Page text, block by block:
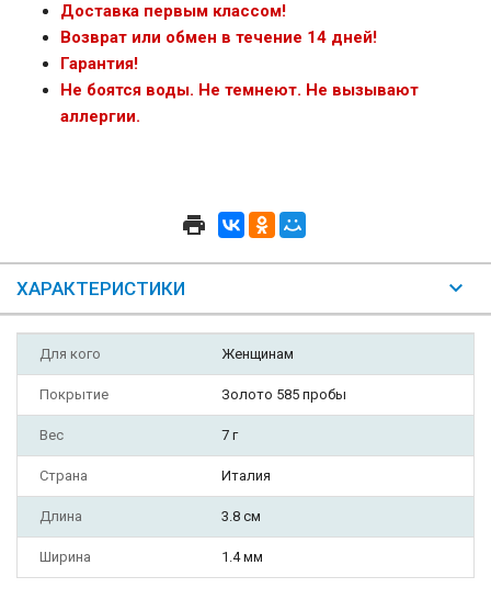
Доставка первым классом!
Возврат или обмен в течение 14 дней!
Гарантия!
Не боятся воды. Не темнеют. Не вызывают
аллергии.
ХАРАКТЕРИСТИКИ
Для кого Женщинам
Покрытие Золото 585 пробы
Вес 7 г
Страна Италия
Длина 3.8 см
Ширина 1.4 мм